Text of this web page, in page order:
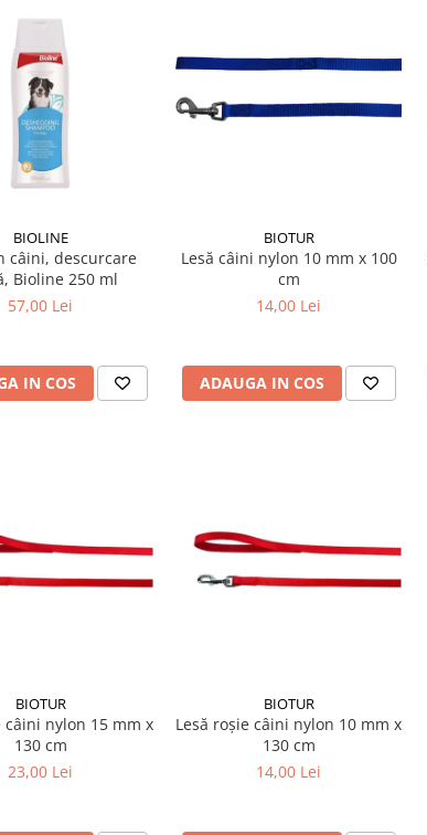
BIOLINE
câini, descurcare
Bioline 250 ml
57,00 Lei
IN COS
BIOTUR
Lesă câini nylon 10 mm x 100
cm
14,00 Lei
ADAUGA IN COS
BIOTUR
câini nylon 15 mm x
130 cm
23,00 Lei
BIOTUR
Lesă roșie câini nylon 10 mm x
130 cm
14,00 Lei